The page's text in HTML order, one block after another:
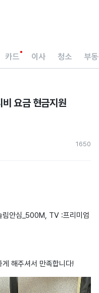
카드 이사 청소 부
요금 현금지원
1650
안심_500M, TV :프리미엄
해주셔서 만족합니다!